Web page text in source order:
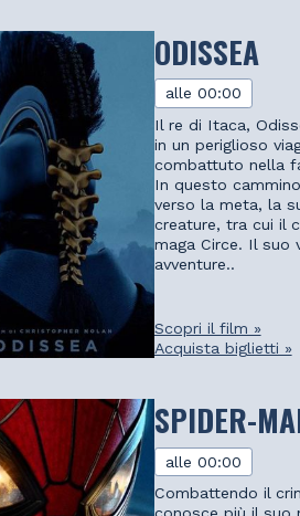
ODISSEA
alle 00:00
Il re di Itaca,
in un periglioso
combattuto nella
In questo
verso la meta, la
creature, tra cui il
maga Circe. Il suo
avventure..
Scopri il film »
Acquista biglietti »
SPIDER-
alle 00:00
Combattendo il